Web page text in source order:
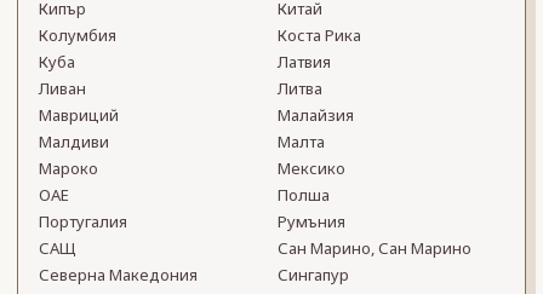
Кипър
Китай
Колумбия
Коста Рика
Куба
Латвия
Ливан
Литва
Мавриций
Малайзия
Малдиви
Малта
Мароко
Мексико
ОАЕ
Полша
Португалия
Румъния
САЩ
Сан Марино, Сан Марино
Северна Македония
Сингапур